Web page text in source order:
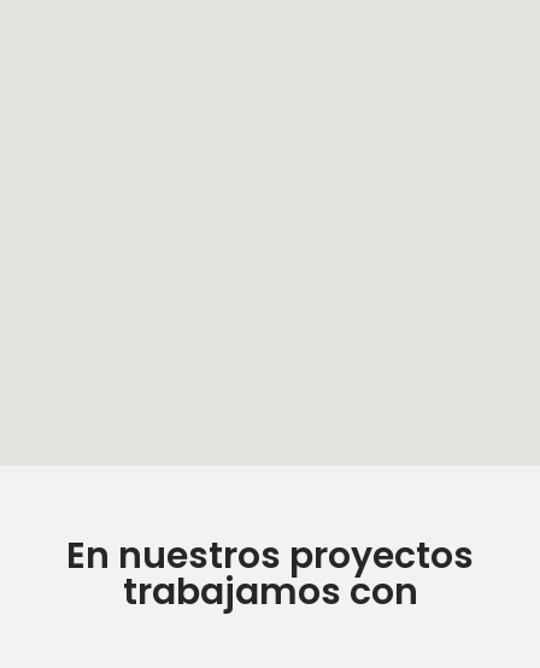
En nuestros proyectos
trabajamos con